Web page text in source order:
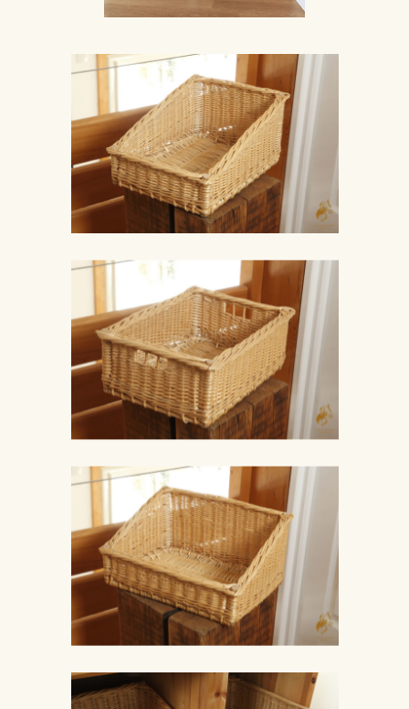
Accueil
Galerie
Stages
Nous trouver
Informations :
Stéphanie Carteron
Atelier Amarine
Chantaussel
05500 Saint Julien en
Champsaur
Tel : 06 81 87 53 77
Mail :contact@atelier-
amarine.fr
Horaire : Avec RDV : à